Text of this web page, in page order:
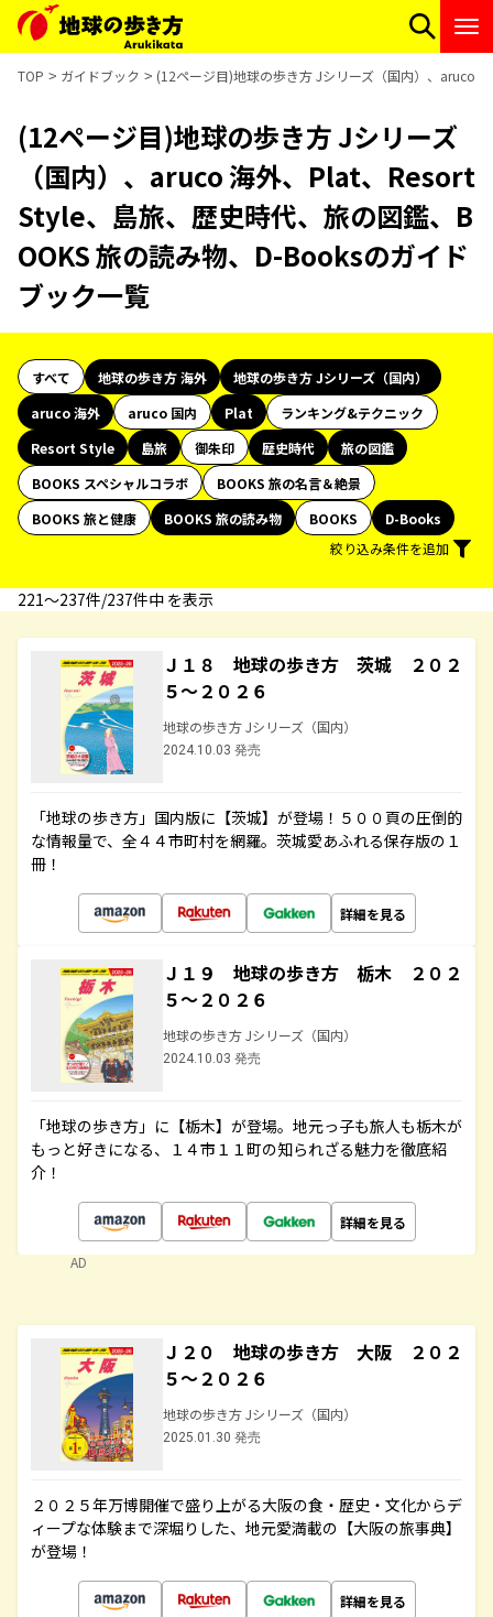
TOP ガイドブック (12ページ目)地球の歩き方 Jシリーズ（国内）、aruco
(12ページ目)地球の歩き方 Jシリーズ
（国内）、aruco 海外、Plat、Resort
Style、島旅、歴史時代、旅の図鑑、B
OOKS 旅の読み物、D-Booksのガイド
ブック一覧
すべて 地球の歩き方 海外
地球の歩き方 Jシリーズ（国内）
aruco 海外
aruco 国内 Plat
ランキング&テクニック
Resort Style
島旅 御朱印 歴史時代
旅の図鑑
BOOKS スペシャルコラボ
BOOKS 旅の名言＆絶景
BOOKS 旅と健康
BOOKS 旅の読み物 BOOKS
D-Books
絞り込み条件を追加
221〜237件/237件中 を表示
Ｊ１８ 地球の歩き方 茨城 ２０２
５～２０２６
地球の歩き方 Jシリーズ（国内）
2024.10.03 発売
「地球の歩き方」国内版に【茨城】が登場！５００頁の圧倒的
な情報量で、全４４市町村を網羅。茨城愛あふれる保存版の１
冊！
詳細を見る
Ｊ１９ 地球の歩き方 栃木 ２０２
５～２０２６
地球の歩き方 Jシリーズ（国内）
2024.10.03 発売
「地球の歩き方」に【栃木】が登場。地元っ子も旅人も栃木が
もっと好きになる、１４市１１町の知られざる魅力を徹底紹
介！
詳細を見る
AD
Ｊ２０ 地球の歩き方 大阪 ２０２
５～２０２６
地球の歩き方 Jシリーズ（国内）
2025.01.30 発売
２０２５年万博開催で盛り上がる大阪の食・歴史・文化からデ
ィープな体験まで深堀りした、地元愛満載の【大阪の旅事典】
が登場！
詳細を見る